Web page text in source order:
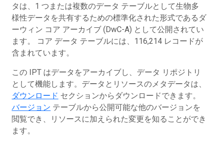
タは、1 つまたは複数のデータ テーブルとして生物多
様性データを共有するための標準化された形式であるダ
ーウィン コア アーカイブ (DwC-A) として公開されてい
ます。 コア データ テーブルには、116,214 レコードが
含まれています。
この IPT はデータをアーカイブし、データ リポジトリ
として機能します。データとリソースのメタデータは、
ダウンロード セクションからダウンロードできます。
バージョン テーブルから公開可能な他のバージョンを
閲覧でき、リソースに加えられた変更を知ることができ
ます。